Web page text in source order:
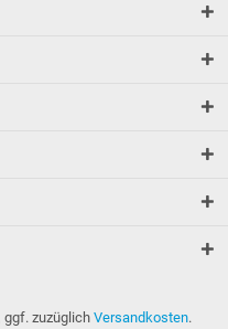
ggf. zuzüglich Versandkosten.